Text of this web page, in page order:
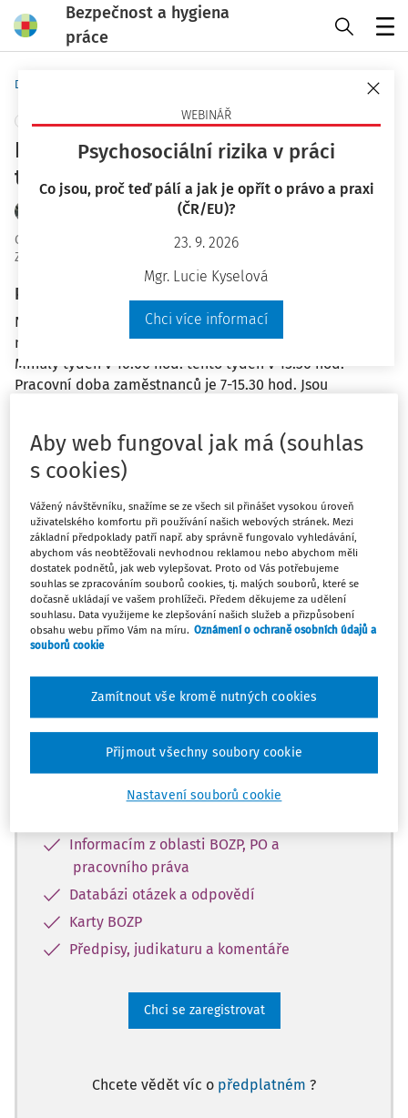
Bezpečnost a hygiena
práce
WEBINÁŘ
Psychosociální rizika v práci
Co jsou, proč teď pálí a jak je opřít o právo a praxi
(ČR/EU)?
23. 9. 2026
Mgr. Lucie Kyselová
Chci více informací
Domů
+ PŘIDAT VLASTNÍ
Povinnost zaměstnance podrobit se
testování na covid-19
OaO ID
Zodpovězeno
Plné znění otázky
Naše firma si objednala firmu na testování zaměstnanců
na covid-19. Bohužel firma jezdí po pracovní době.
Minulý týden v 16.00 hod. tento týden v 15.30 hod.
Pracovní doba zaměstnanců je 7-15.30 hod. Jsou
Odpověď
Máte předplatné? Přihlaste se
Tento dokument je jen pro
Zaregistrujte se a získejte přístup k
obsahu na 14 dní zdarma
Díky registraci získáte přístup k:
Informacím z oblasti BOZP, PO a
pracovního práva
Databázi otázek a odpovědí
Karty BOZP
Předpisy, judikaturu a komentáře
Chci se zaregistrovat
Chcete vědět víc o předplatném ?
Aby web fungoval jak má (souhlas
s cookies)
Vážený návštěvníku, snažíme se ze všech sil přinášet vysokou úroveň
uživatelského komfortu při používání našich webových stránek. Mezi
základní předpoklady patří např. aby správně fungovalo vyhledávání,
abychom vás neobtěžovali nevhodnou reklamou nebo abychom měli
dostatek podnětů, jak web vylepšovat. Proto od Vás potřebujeme
souhlas se zpracováním souborů cookies, tj. malých souborů, které se
dočasně ukládají ve vašem prohlížeči. Předem děkujeme za udělení
souhlasu. Data využijeme ke zlepšování našich služeb a přizpůsobení
obsahu webu přímo Vám na míru. Oznámení o ochraně osobních údajů a
souborů cookie
Nastavení souborů cookie
Zamítnout vše kromě nutných cookies
Přijmout všechny soubory cookie